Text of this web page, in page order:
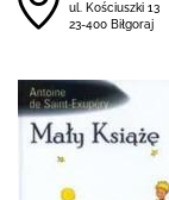
ul. Kościuszki 13
23-400 Biłgoraj